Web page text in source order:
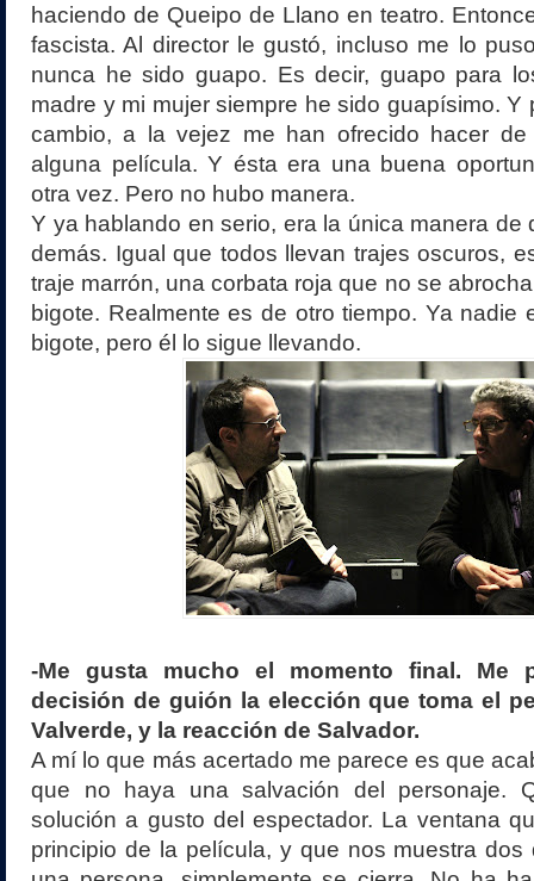
haciendo de Queipo de Llano en teatro.
fascista. Al director le gustó, incluso me lo
nunca he sido guapo. Es decir, guapo para
madre y mi mujer siempre he sido guapísimo. Y
cambio, a la vejez me han ofrecido hacer
alguna película. Y ésta era una buena
otra vez. Pero no hubo manera.
Y ya hablando en serio, era la única manera de
demás. Igual que todos llevan trajes oscuros,
traje marrón, una corbata roja que no se
bigote. Realmente es de otro tiempo. Ya nadie
bigote, pero él lo sigue llevando.
-Me gusta mucho el momento final. Me
decisión de guión la elección que toma el
Valverde, y la reacción de Salvador.
A mí lo que más acertado me parece es que
que no haya una salvación del personaje.
solución a gusto del espectador. La ventana
principio de la película, y que nos muestra